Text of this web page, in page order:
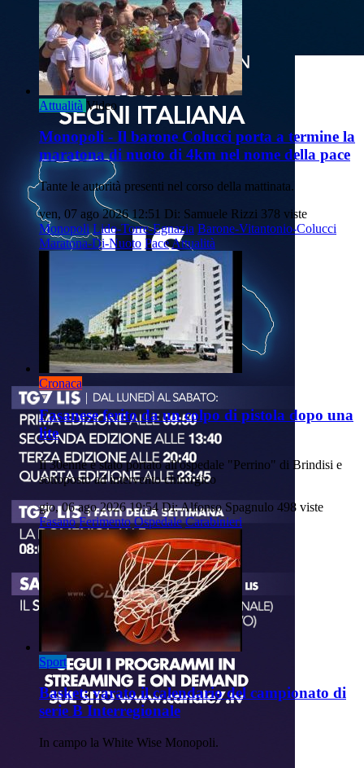
Attualità Video
Monopoli - Il barone Colucci porta a termine la
maratona di nuoto di 4km nel nome della pace
Tante le autorità presenti nel corso della mattinata.
ven, 07 ago 2026 12:51 Di: Samuele Rizzi 378 viste
Monopoli Lido-Torre-Egnazia Barone-Vitantonio-Colucci
Maratona-Di-Nuoto PaceAttualità
Cronaca
Fasanese ferito da un colpo di pistola dopo una
lite
Il 30enne è stato portato all'ospedale "Perrino" di Brindisi e
sottoposto ad intervento chirurgico
gio, 06 ago 2026 19:54 Di: Alfonso Spagnulo 498 viste
Fasano Ferimento Ospedale Carabinieri
Sport
Basket: varato il calendario del campionato di
serie B Interregionale
In campo la White Wise Monopoli.